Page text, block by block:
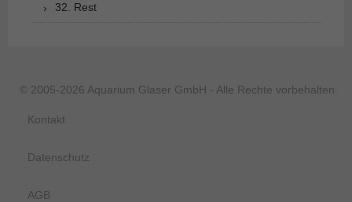
32. Rest
© 2005-2026 Aquarium Glaser GmbH - Alle Rechte vorbehalten.
Kontakt
Datenschutz
AGB